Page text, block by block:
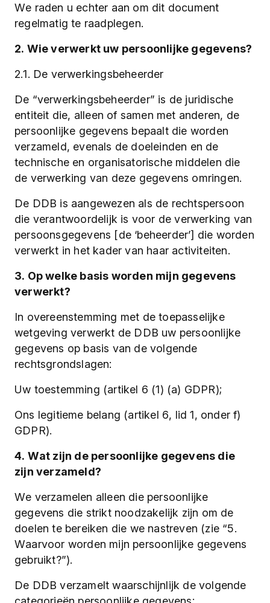
We raden u echter aan om dit document
regelmatig te raadplegen.
2. Wie verwerkt uw persoonlijke gegevens?
2.1. De verwerkingsbeheerder
De “verwerkingsbeheerder” is de juridische
entiteit die, alleen of samen met anderen, de
persoonlijke gegevens bepaalt die worden
verzameld, evenals de doeleinden en de
technische en organisatorische middelen die
de verwerking van deze gegevens omringen.
De DDB is aangewezen als de rechtspersoon
die verantwoordelijk is voor de verwerking van
persoonsgegevens [de ‘beheerder’] die worden
verwerkt in het kader van haar activiteiten.
3. Op welke basis worden mijn gegevens
verwerkt?
In overeenstemming met de toepasselijke
wetgeving verwerkt de DDB uw persoonlijke
gegevens op basis van de volgende
rechtsgrondslagen:
Uw toestemming (artikel 6 (1) (a) GDPR);
Ons legitieme belang (artikel 6, lid 1, onder f)
GDPR).
4. Wat zijn de persoonlijke gegevens die
zijn verzameld?
We verzamelen alleen die persoonlijke
gegevens die strikt noodzakelijk zijn om de
doelen te bereiken die we nastreven (zie “5.
Waarvoor worden mijn persoonlijke gegevens
gebruikt?”).
De DDB verzamelt waarschijnlijk de volgende